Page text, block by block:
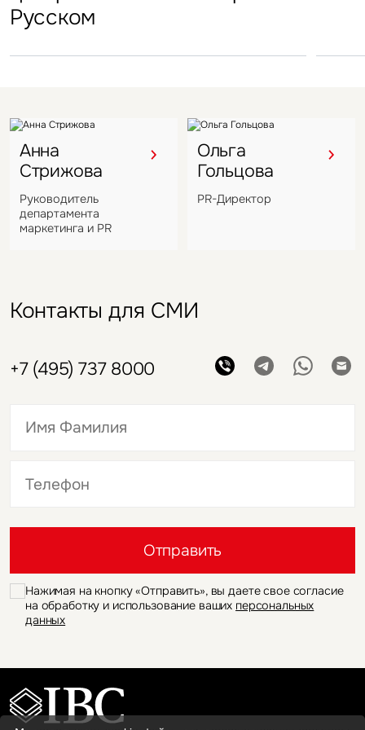
Русском
под управление компании
Анна
Стрижова
Руководитель
департамента
маркетинга и PR
Ольга
Гольцова
PR-Директор
Контакты для СМИ
+7 (495) 737 8000
Отправить
Нажимая на кнопку «Отправить», вы даете свое согласие
на обработку и использование ваших персональных
данных